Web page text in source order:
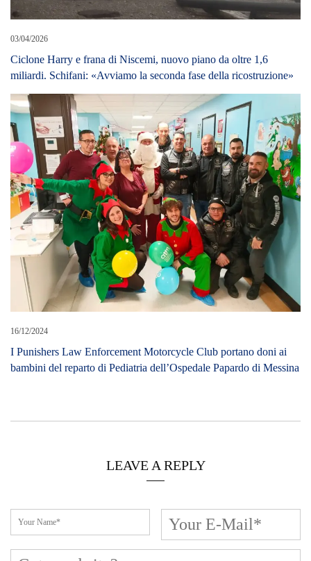
03/04/2026
Ciclone Harry e frana di Niscemi, nuovo piano da oltre 1,6
miliardi. Schifani: «Avviamo la seconda fase della ricostruzione»
16/12/2024
I Punishers Law Enforcement Motorcycle Club portano doni ai
bambini del reparto di Pediatria dell’Ospedale Papardo di Messina
LEAVE A REPLY